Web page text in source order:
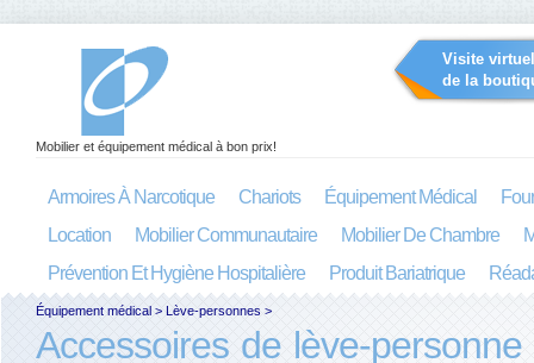
Visite
de la
Mobilier et équipement médical à bon prix!
Armoires À Narcotique Chariots Équipement Médical
Location
Mobilier Communautaire Mobilier De Chambre
Prévention Et Hygiène Hospitalière
Produit Bariatrique
Équipement médical > Lève-personnes >
Accessoires de lève-personne